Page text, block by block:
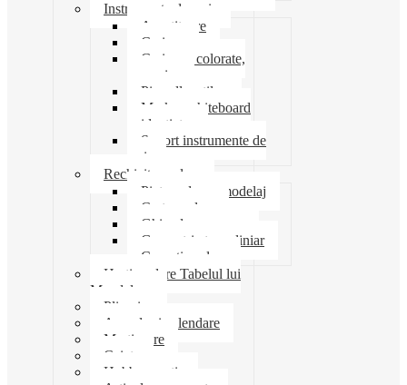
Instrumente de scris
Ascutitoare
Carioca
Creioane colorate,
mecanice
Pix roller stilou
Marker whiteboard
evidentiator
Suport instrumente de
scris
Rechizite scolare
Pictura desen modelaj
Creta scolara
Ghiozdane penare
Geometrie trusa liniar
Coperti scolare
Harti scolare Tabelul lui
Mendeleev
Plicuri
Agende si calendare
Martisoare
Caiete
Hobby creatie